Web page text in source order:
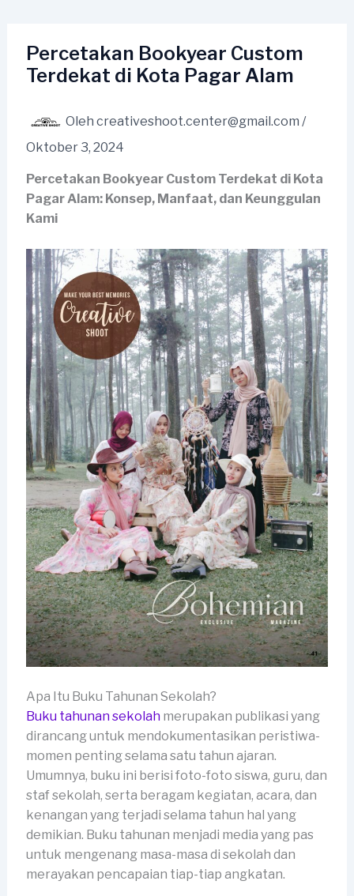
kontenPercetakan Bookyear Custom
Terdekat di Kota Pagar Alam
Oleh creativeshoot.center@gmail.com /
Oktober 3, 2024
Percetakan Bookyear Custom Terdekat di Kota
Pagar Alam: Konsep, Manfaat, dan Keunggulan
Kami
Apa Itu Buku Tahunan Sekolah?
Buku tahunan sekolahmerupakan publikasi yang
dirancang untuk mendokumentasikan peristiwa-
momen penting selama satu tahun ajaran.
Umumnya, buku ini berisi foto-foto siswa, guru, dan
staf sekolah, serta beragam kegiatan, acara, dan
kenangan yang terjadi selama tahun hal yang
demikian. Buku tahunan menjadi media yang pas
untuk mengenang masa-masa di sekolah dan
merayakan pencapaian tiap-tiap angkatan.